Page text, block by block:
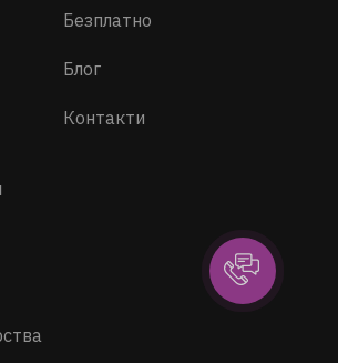
Безплатно
Блог
Контакти